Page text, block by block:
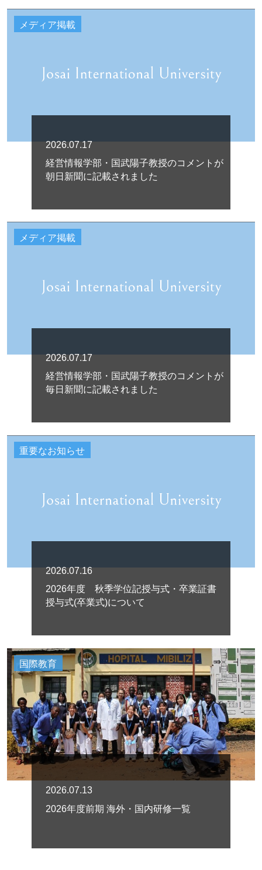
メディア掲載
2026.07.17
経営情報学部・国武陽子教授のコメントが
朝日新聞に記載されました
メディア掲載
2026.07.17
経営情報学部・国武陽子教授のコメントが
毎日新聞に記載されました
重要なお知らせ
2026.07.16
2026年度 秋季学位記授与式・卒業証書
授与式(卒業式)について
国際教育
2026.07.13
2026年度前期 海外・国内研修一覧